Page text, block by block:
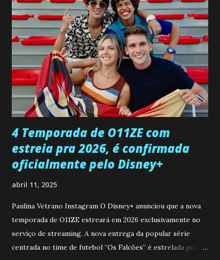
pessoa que ela tanto desejou durante toda a vida. Camila
entra no quarto de Gabriel e imagina como seria o
encontro deles, quando conseguir seduzi-lo. Manuel avisa a
Paula sobre a suposta infidelidade de Gabriel com Joana.
Rogerio consegue se livrar de todas as suspeitas pelo
desaparecimento de Francisco, apontando que ele poderia
ter sido vítima da fúria de Gabriel. Artur informa a Gabriel
que a clínica inseminou por engano outra paciente, que está
...
4 Temporada de O11ZE com
estreia pra 2026, é confirmada
oficialmente pelo Disney+
abril 11, 2025
Paulina Vetrano Instagram O Disney+ anunciou que a nova
temporada de O11ZE estreará em 2026 exclusivamente no
serviço de streaming. A nova entrega da popular série
centrada no time de futebol “Os Falcões” é estrelada por